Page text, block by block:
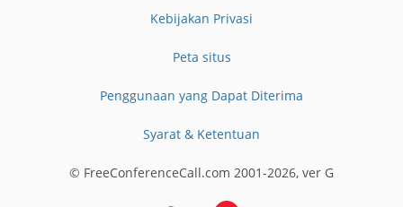
Kebijakan Privasi
Peta situs
Penggunaan yang Dapat Diterima
Syarat & Ketentuan
© FreeConferenceCall.com 2001-2026, ver G